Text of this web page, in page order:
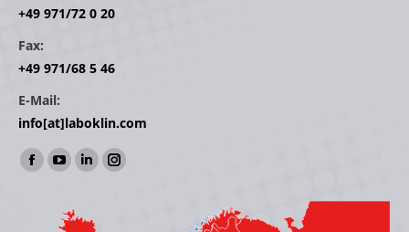
+49 971/72 0 20
Fax:
+49 971/68 5 46
E-Mail:
info[at]laboklin.com
Find us on:
Facebook
opens
YouTube
opens
Linkedin
opens
Instagram